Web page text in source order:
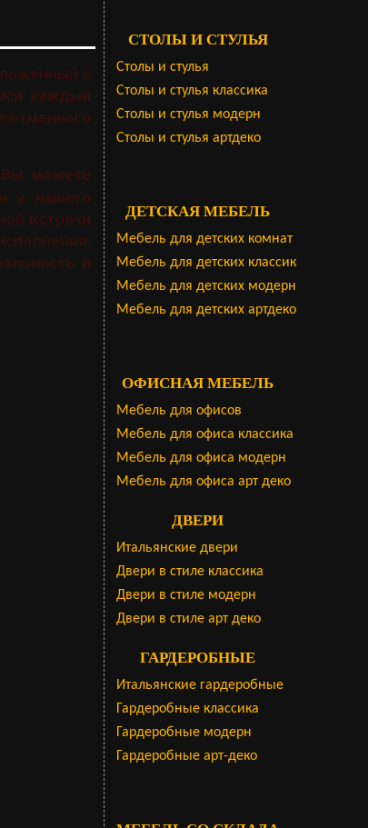
с
каждый
отменного
можете
у нашего
встречи
и
СТОЛЫ И СТУЛЬЯ
Столы и стулья
Столы и стулья классика
Столы и стулья модерн
Столы и стулья артдеко
ДЕТСКАЯ МЕБЕЛЬ
Мебель для детских комнат
Мебель для детских классик
Мебель для детских модерн
Мебель для детских артдеко
ОФИСНАЯ МЕБЕЛЬ
Мебель для офисов
Мебель для офиса классика
Мебель для офиса модерн
Мебель для офиса арт деко
ДВЕРИ
Итальянские двери
Двери в стиле классика
Двери в стиле модерн
Двери в стиле арт деко
ГАРДЕРОБНЫЕ
Итальянские гардеробные
Гардеробные классика
Гардеробные модерн
Гардеробные арт-деко